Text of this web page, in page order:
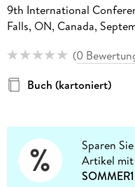
9th International
Falls, ON, Canada,
(0
Buch (kartoniert)
Sparen
Artikel mit